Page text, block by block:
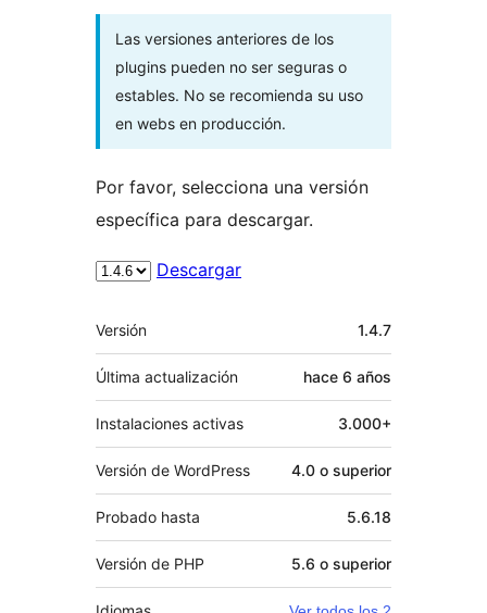
Las versiones anteriores de los
plugins pueden no ser seguras o
estables. No se recomienda su uso
en webs en producción.
Por favor, selecciona una versión
específica para descargar.
Descargar
Meta
Versión 1.4.7
Última actualización hace 6 años
Instalaciones activas 3.000+
Versión de WordPress 4.0 o superior
Probado hasta 5.6.18
Versión de PHP 5.6 o superior